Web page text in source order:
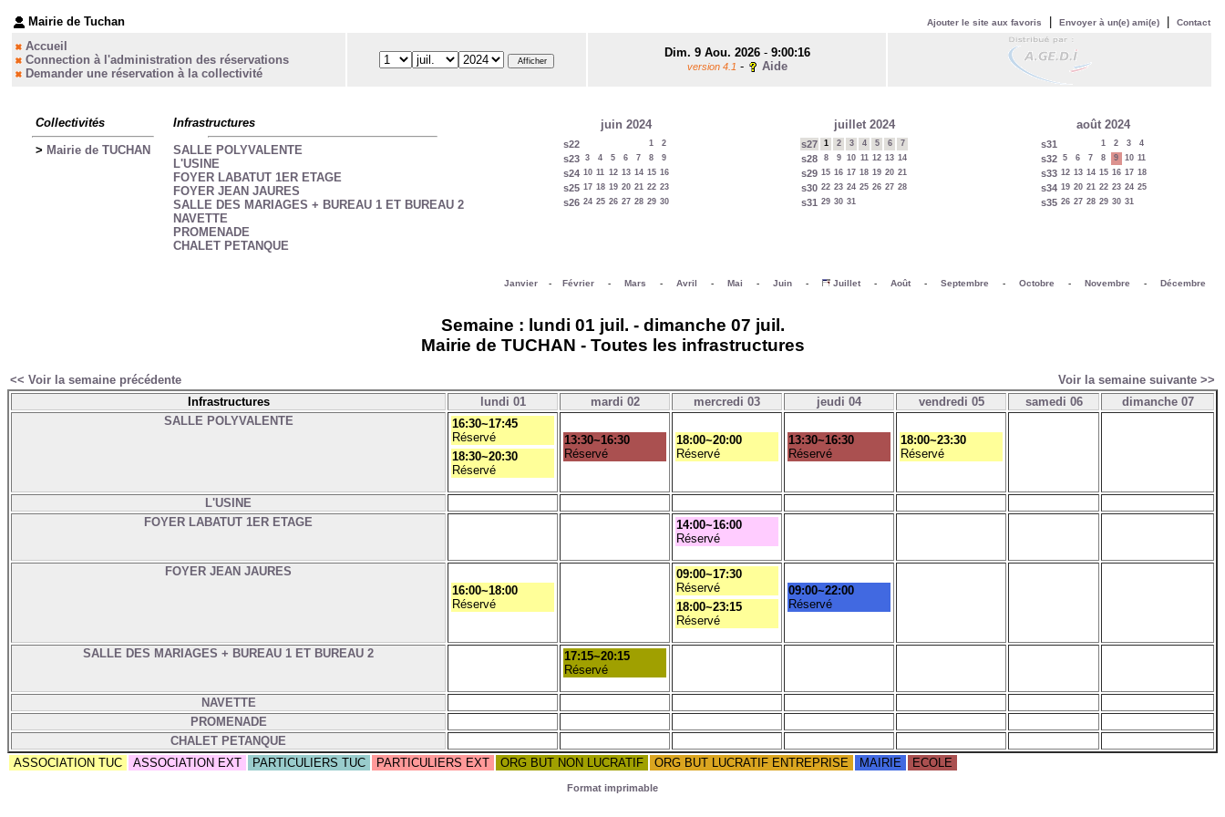
Mairie de Tuchan Ajouter le site aux favoris Envoyer à un(e) ami(e) Contact
Accueil
Connection à l'administration des réservations
Demander une réservation à la collectivité
Dim. 9 Aou. 2026- 9:00:16
version 4.1 - Aide
Collectivités
> Mairie de TUCHAN
Infrastructures
SALLE POLYVALENTE
L'USINE
FOYER LABATUT 1ER ETAGE
FOYER JEAN JAURES
SALLE DES MARIAGES + BUREAU 1 ET BUREAU 2
NAVETTE
PROMENADE
CHALET PETANQUE
juin 2024
s22 1 2
s23 3 4 5 6 7 8 9
s24 10 11 12 13 14 15 16
s25 17 18 19 20 21 22 23
s26 24 25 26 27 28 29 30
juillet 2024
s27 1 2 3 4 5 6 7
s28 8 9 10 11 12 13 14
s29 15 16 17 18 19 20 21
s30 22 23 24 25 26 27 28
s31 29 30 31
août 2024
s31 1 2 3 4
s32 5 6 7 8 9 10 11
s33 12 13 14 15 16 17 18
s34 19 20 21 22 23 24 25
s35 26 27 28 29 30 31
Janvier - Février - Mars - Avril - Mai - Juin - Juillet - Août - Septembre - Octobre - Novembre - Décembre
Semaine : lundi 01 juil. - dimanche 07 juil.
Mairie de TUCHAN - Toutes les infrastructures
<< Voir la semaine précédente
Voir la semaine suivante >>
Infrastructures
lundi 01 mardi 02 mercredi 03 jeudi 04 vendredi 05 samedi 06
dimanche 07
SALLE POLYVALENTE
16:30~17:45
Réservé
18:30~20:30
Réservé
13:30~16:30
Réservé
18:00~20:00
Réservé
13:30~16:30
Réservé
18:00~23:30
Réservé
L'USINE
FOYER LABATUT 1ER ETAGE
14:00~16:00
Réservé
FOYER JEAN JAURES
16:00~18:00
Réservé
09:00~17:30
Réservé
18:00~23:15
Réservé
09:00~22:00
Réservé
SALLE DES MARIAGES + BUREAU 1 ET BUREAU 2
17:15~20:15
Réservé
NAVETTE
PROMENADE
CHALET PETANQUE
ASSOCIATION TUC
ASSOCIATION EXT PARTICULIERS TUC PARTICULIERS EXT ORG BUT NON LUCRATIF ORG BUT LUCRATIF ENTREPRISE MAIRIE ECOLE
Format imprimable